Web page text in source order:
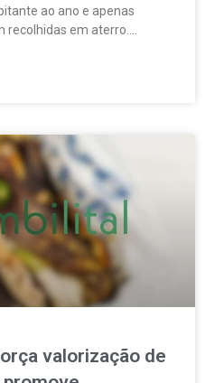
ao ano e apenas
recolhidas em aterro.
valorização de